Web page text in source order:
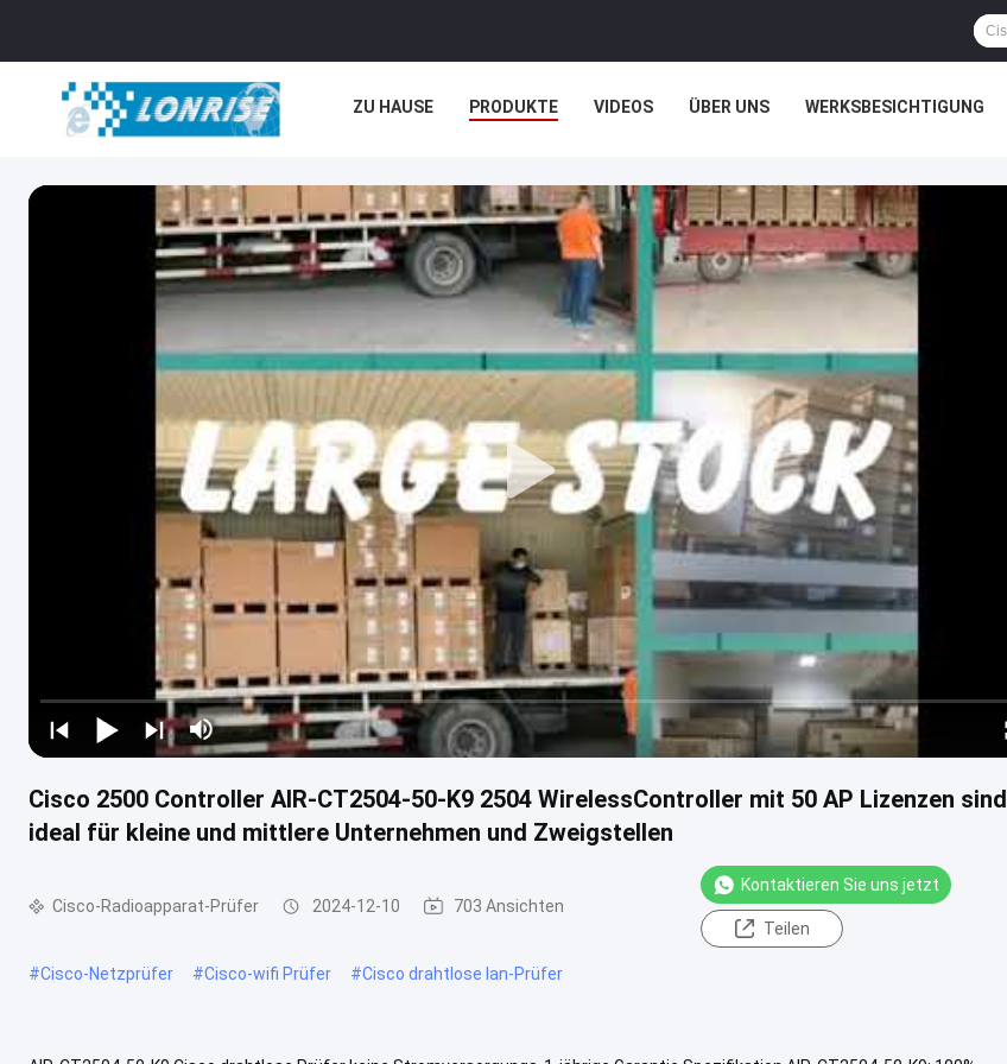
ZU HAUSE PRODUKTE VIDEOS ÜBER UNS WERKSBESICHTIGUNG
Cisco 2500 Controller AIR-CT2504-50-K9 2504 WirelessController mit 50 AP Lizenzen sind
ideal für kleine und mittlere Unternehmen und Zweigstellen
Cisco-Radioapparat-Prüfer 2024-12-10 703 Ansichten
Kontaktieren Sie uns jetzt
Teilen
#Cisco-Netzprüfer #Cisco-wifi Prüfer #Cisco drahtlose lan-Prüfer